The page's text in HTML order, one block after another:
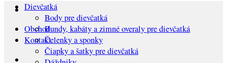
Obchod
Kontakt
Dievčatká
Body pre dievčatká
Bundy, kabáty a zimné overaly pre dievčatká
Čelenky a sponky
Čiapky a šatky pre dievčatká